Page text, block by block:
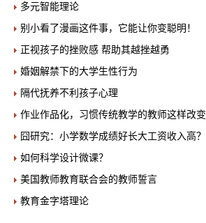
多元智能理论
别小看了漫画这件事，它能让你变聪明！
正视孩子的挫败感 帮助其越挫越勇
婚姻解禁下的大学生性行为
隔代抚养不利孩子心理
作业作品化，习惯传统教学的教师这样改变
囧研究：小学数学成绩好长大工资收入高？
如何科学设计微课？
美国教师教育联合会的教师誓言
教育金字塔理论